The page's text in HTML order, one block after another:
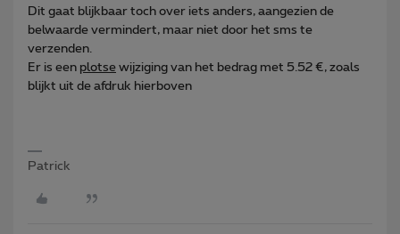
Dit gaat blijkbaar toch over iets anders, aangezien de
belwaarde vermindert, maar niet door het sms te
verzenden.
Er is een plotse wijziging van het bedrag met 5.52 €, zoals
blijkt uit de afdruk hierboven
Patrick